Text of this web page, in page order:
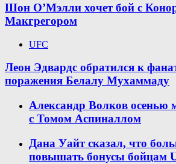
Шон О’Мэлли хочет бой с
Макгрегором
UFC
Леон Эдвардс обратился к
поражения Белалу Мухаммаду
Александр Волков осенью
с Томом Аспиналлом
Дана Уайт сказал, что
повышать бонусы бойцам